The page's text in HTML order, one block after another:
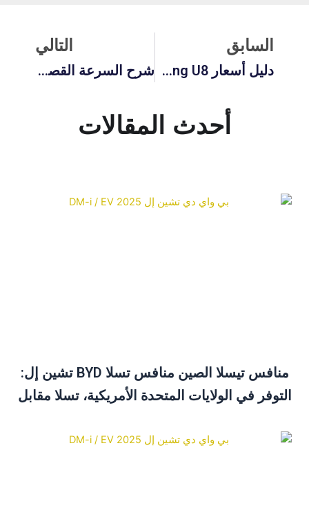
السابق
دليل أسعار BYD Yangwang U8: ما هي تكلفة BYD U8 وهل يمكنك شراؤها في الولايات المتحدة الأمريكية؟
التالي
شرح السرعة القصوى لسيارة يانغوانغ U9 من BYD: هل يانغوانغ U9 أسرع من بوغاتي أو كوينيجسيغ؟
أحدث المقالات
منافس تيسلا الصين منافس تسلا BYD تشين إل:
في الولايات المتحدة الأمريكية، تسلا مقابل